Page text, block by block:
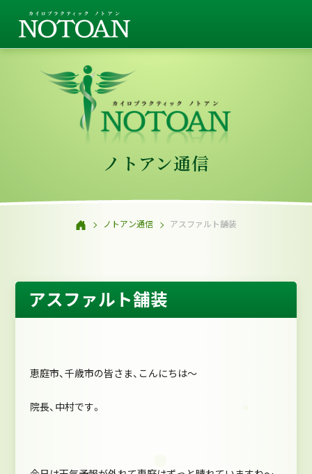
ノトアン通信
ノトアン通信 アスファルト舗装
アスファルト舗装
恵庭市、千歳市の皆さま、こんにちは～
院長、中村です。